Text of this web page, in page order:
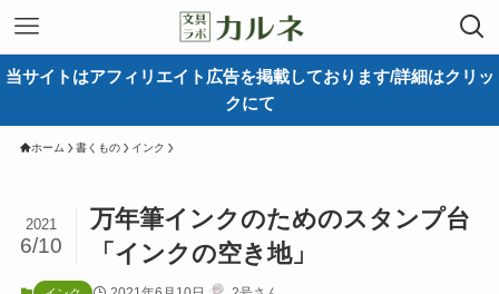
当サイトはアフィリエイト広告を掲載しております/詳細はクリッ
クにて
ホーム 書くもの インク
万年筆インクのためのスタンプ台
「インクの空き地」
2021
6/10